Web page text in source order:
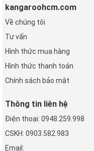
kangaroohcm.com
Về chúng tôi
Tư vấn
Hình thức mua hàng
Hình thức thanh toán
Chính sách bảo mật
Thông tin liên hệ
Điện thoại: 0948.259.998
CSKH: 0903.582.983
Email: